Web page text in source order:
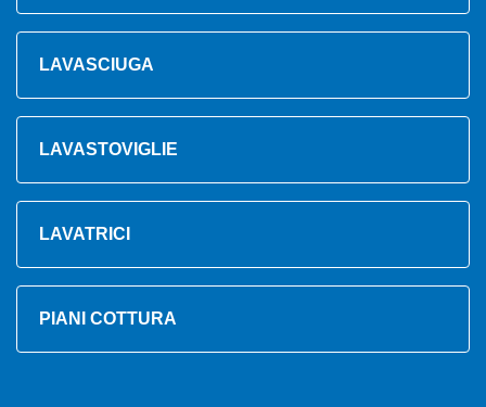
LAVASCIUGA
LAVASTOVIGLIE
LAVATRICI
PIANI COTTURA